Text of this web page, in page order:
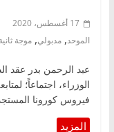
17 أغسطس، 2020
الموحد, مدبولي, موجة ثانية
عبد الرحمن بدر عقد
الوزراء، اجتماعاً؛
فيروس كورونا